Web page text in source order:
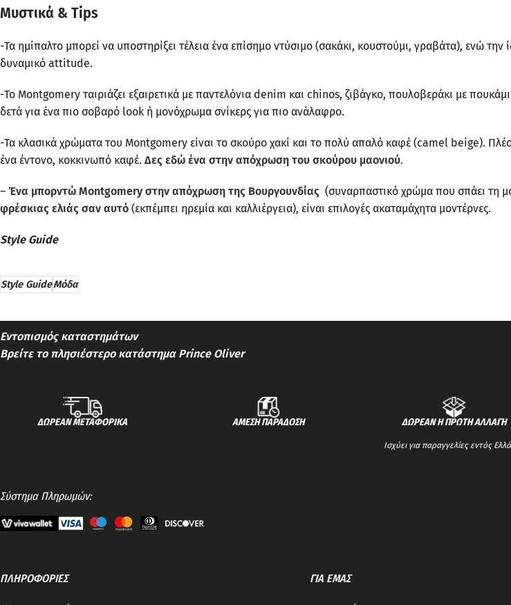
Μυστικά & Tips
-Τα ημίπαλτο μπορεί να υποστηρίξει τέλεια ένα επίσημο ντύσιμο (σακάκι, κουστούμι, γραβάτα), ενώ
δυναμικό attitude.
-Το Montgomery ταιριάζει εξαιρετικά με παντελόνια denim και chinos, ζιβάγκο, πουλοβεράκι με
δετά για ένα πιο σοβαρό look ή μονόχρωμα σνίκερς για πιο ανάλαφρο.
-Τα κλασικά χρώματα του Montgomery είναι το σκούρο χακί και το πολύ απαλό καφέ (camel beige).
ένα έντονο, κοκκινωπό καφέ. Δες εδώ ένα στην απόχρωση του σκούρου μαονιού.
– Ένα μπορντώ Montgomery στην απόχρωση της Βουργουνδίας (συναρπαστικό χρώμα που σπάει τη
φρέσκιας ελιάς σαν αυτό (εκπέμπει ηρεμία και καλλιέργεια), είναι επιλογές ακαταμάχητα μοντέρνες.
Style Guide
Style GuideΜόδα
Εντοπισμός καταστημάτων
Βρείτε το πλησιέστερο κατάστημα Prince Oliver
ΔΩΡΕΑΝ ΜΕΤΑΦΟΡΙΚΑ ΑΜΕΣΗ ΠΑΡΑΔΟΣΗ ΔΩΡΕΑΝ Η ΠΡΩΤΗ ΑΛΛΑΓΗ
Ισχύει για παραγγελίες εντός
Σύστημα Πληρωμών:
ΠΛΗΡΟΦΟΡΙΕΣ ΓΙΑ ΕΜΑΣ